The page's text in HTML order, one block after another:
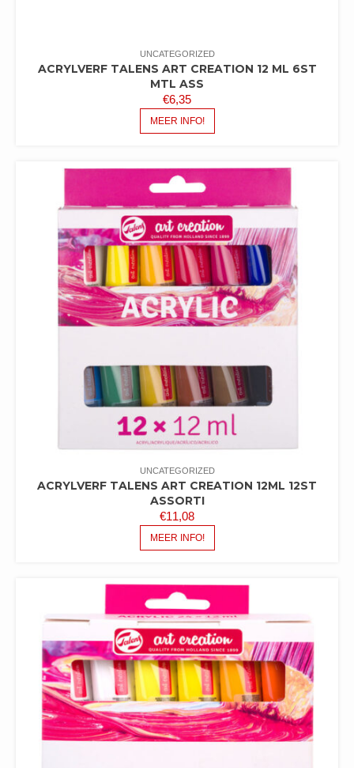
UNCATEGORIZED
ACRYLVERF TALENS ART CREATION 12 ML 6ST
MTL ASS
€6,35
MEER INFO!
UNCATEGORIZED
ACRYLVERF TALENS ART CREATION 12ML 12ST
ASSORTI
€11,08
MEER INFO!